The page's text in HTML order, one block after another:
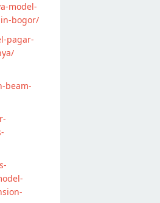
model-
bogor/
pagar-
beam-